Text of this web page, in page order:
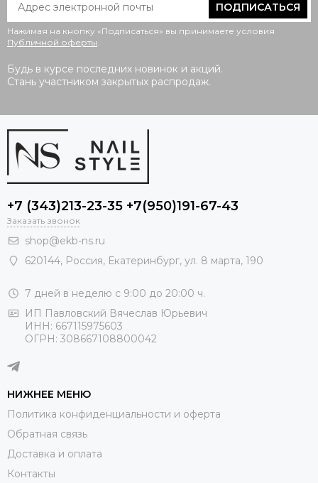
ПОДПИСАТЬСЯ
Нажимая на кнопку «Подписаться» вы принимаете условия
Публичной оферты.
Будь в курсе последних новинок и акций.
Стань участником закрытых распродаж.
+7 (343)213-23-35 +7(950)191-67-43
Заказать звонок
shop@ekb-ns.ru
620144, Россия, Екатеринбург, ул. 8 марта, 190
7 дней в неделю с 9:00 до 20:00 ч.
ИП Павловский Вячеслав Юрьевич
ИНН: 667115975603
ОГРН: 308667108800042
НИЖНЕЕ МЕНЮ
Политика конфиденциальности и оферта
Обратная связь
Доставка и оплата
Контакты